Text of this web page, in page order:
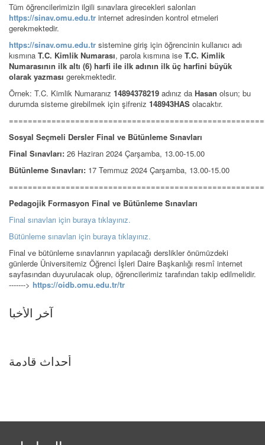
Tüm öğrencilerimizin ilgili sınavlara girecekleri salonları
https://sinav.omu.edu.tr internet adresinden kontrol etmeleri
gerekmektedir.
https://sinav.omu.edu.tr sistemine giriş için öğrencinin kullanıcı adı
kısmına T.C. Kimlik Numarası, parola kısmına ise T.C. Kimlik
Numarasının ilk altı (6) harfi ile ilk adının ilk üç harfini büyük
olarak yazması gerekmektedir.
Örnek: T.C. Kimlik Numaranız 14894378219 adınız da Hasan olsun; bu
durumda sisteme girebilmek için şifreniz 148943HAS olacaktır.
Sosyal Seçmeli Dersler Final ve Bütünleme Sınavları
Final Sınavları: 26 Haziran 2024 Çarşamba, 13.00-15.00
Bütünleme Sınavları: 17 Temmuz 2024 Çarşamba, 13.00-15.00
Pedagojik Formasyon Final ve Bütünleme Sınavları
Final sınavları için buraya tıklayınız.
Bütünleme sınavları için buraya tıklayınız.
Final ve bütünleme sınavlarının yapılacağı derslikler önümüzdeki
günlerde Üniversitemiz Öğrenci İşleri Daire Başkanlığı resmî internet
sayfasından duyurulacak olup, öğrencilerimiz tarafından takip edilmelidir.
-------> https://oidb.omu.edu.tr/tr
آخر الأخبا
أحداث قادمة